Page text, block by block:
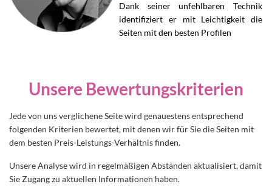
Dank seiner unfehlbaren Technik
identifiziert er mit Leichtigkeit die
Seiten mit den besten Profilen
Unsere Bewertungskriterien
Jede von uns verglichene Seite wird genauestens entsprechend
folgenden Kriterien bewertet, mit denen wir für Sie die Seiten mit
dem besten Preis-Leistungs-Verhältnis finden.
Unsere Analyse wird in regelmäßigen Abständen aktualisiert, damit
Sie Zugang zu aktuellen Informationen haben.